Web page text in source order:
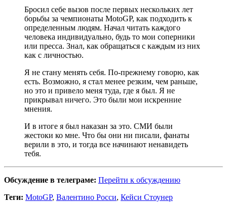
Бросил себе вызов после первых нескольких лет
борьбы за чемпионаты MotoGP, как подходить к
определенным людям. Начал читать каждого
человека индивидуально, будь то мои соперники
или пресса. Знал, как обращаться с каждым из них
как с личностью.
Я не стану менять себя. По-прежнему говорю, как
есть. Возможно, я стал менее резким, чем раньше,
но это и привело меня туда, где я был. Я не
прикрывал ничего. Это были мои искренние
мнения.
И в итоге я был наказан за это. СМИ были
жестоки ко мне. Что бы они ни писали, фанаты
верили в это, и тогда все начинают ненавидеть
тебя.
Обсуждение в телеграме: Перейти к обсуждению
Теги: MotoGP, Валентино Росси, Кейси Стоунер